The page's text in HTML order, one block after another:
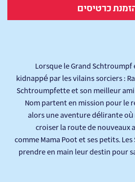
כרטיסים
Lorsque le Grand
kidnappé par les vilains sorciers :
Schtroumpfette et son meilleur
Nom partent en mission pour le
alors une aventure délirante
croiser la route de nouveaux
comme Mama Poot et ses petits.
prendre en main leur destin pour